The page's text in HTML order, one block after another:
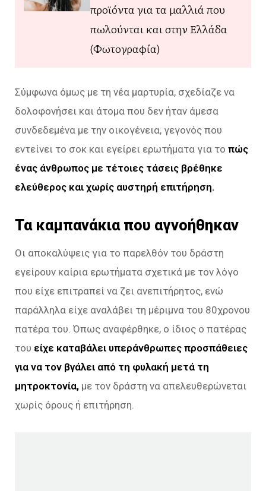
προϊόντα για τα μαλλιά που
πωλούνται και στην Ελλάδα
(Φωτογραφία)
Σύμφωνα όμως με τη νέα μαρτυρία, σχεδίαζε να
δολοφονήσει και άτομα που δεν ήταν άμεσα
συνδεδεμένα με την οικογένεια, γεγονός που
εντείνει το σοκ και εγείρει ερωτήματα για το πώς
ένας άνθρωπος με τέτοιες τάσεις βρέθηκε
ελεύθερος και χωρίς αυστηρή επιτήρηση.
Τα καμπανάκια που αγνοήθηκαν
Οι αποκαλύψεις για το παρελθόν του δράστη
εγείρουν καίρια ερωτήματα σχετικά με τον λόγο
που είχε επιτραπεί να ζει ανεπιτήρητος, ενώ
παράλληλα είχε αναλάβει τη μέριμνα του 80χρονου
πατέρα του. Όπως αναφέρθηκε, ο ίδιος ο πατέρας
του είχε καταβάλει υπεράνθρωπες προσπάθειες
για να τον βγάλει από τη φυλακή μετά τη
μητροκτονία, με τον δράστη να απελευθερώνεται
χωρίς όρους ή επιτήρηση.